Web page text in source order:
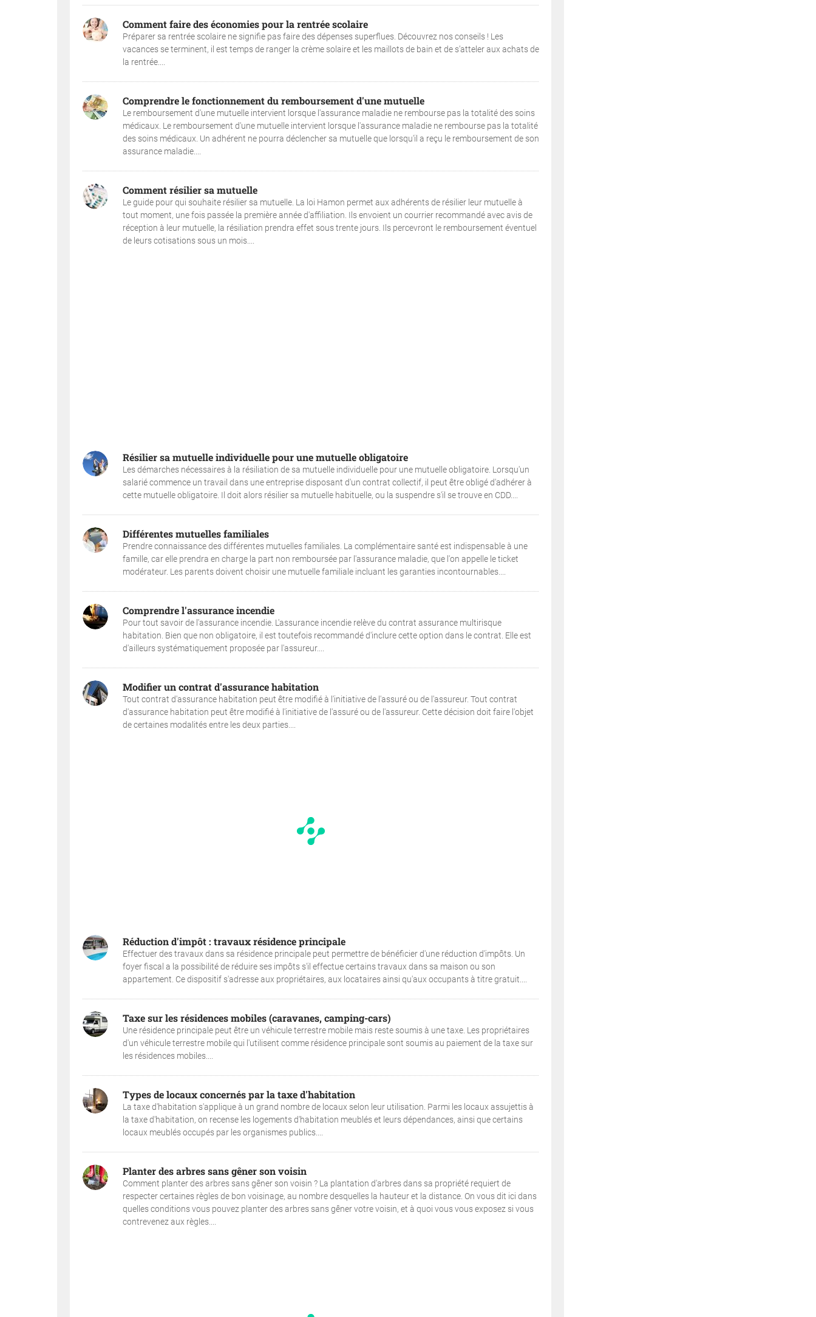
Comment faire des économies pour la rentrée scolaire
Préparer sa rentrée scolaire ne signifie pas faire des dépenses superflues. Découvrez nos conseils ! Les
vacances se terminent, il est temps de ranger la crème solaire et les maillots de bain et de s’atteler aux achats de
la rentrée....
Comprendre le fonctionnement du remboursement d'une mutuelle
Le remboursement d'une mutuelle intervient lorsque l'assurance maladie ne rembourse pas la totalité des soins
médicaux. Le remboursement d'une mutuelle intervient lorsque l'assurance maladie ne rembourse pas la totalité
des soins médicaux. Un adhérent ne pourra déclencher sa mutuelle que lorsqu'il a reçu le remboursement de son
assurance maladie....
Comment résilier sa mutuelle
Le guide pour qui souhaite résilier sa mutuelle. La loi Hamon permet aux adhérents de résilier leur mutuelle à
tout moment, une fois passée la première année d'affiliation. Ils envoient un courrier recommandé avec avis de
réception à leur mutuelle, la résiliation prendra effet sous trente jours. Ils percevront le remboursement éventuel
de leurs cotisations sous un mois....
Résilier sa mutuelle individuelle pour une mutuelle obligatoire
Les démarches nécessaires à la résiliation de sa mutuelle individuelle pour une mutuelle obligatoire. Lorsqu'un
salarié commence un travail dans une entreprise disposant d'un contrat collectif, il peut être obligé d'adhérer à
cette mutuelle obligatoire. Il doit alors résilier sa mutuelle habituelle, ou la suspendre s'il se trouve en CDD....
Différentes mutuelles familiales
Prendre connaissance des différentes mutuelles familiales. La complémentaire santé est indispensable à une
famille, car elle prendra en charge la part non remboursée par l'assurance maladie, que l'on appelle le ticket
modérateur. Les parents doivent choisir une mutuelle familiale incluant les garanties incontournables....
Comprendre l'assurance incendie
Pour tout savoir de l'assurance incendie. L'assurance incendie relève du contrat assurance multirisque
habitation. Bien que non obligatoire, il est toutefois recommandé d'inclure cette option dans le contrat. Elle est
d'ailleurs systématiquement proposée par l'assureur....
Modifier un contrat d'assurance habitation
Tout contrat d'assurance habitation peut être modifié à l'initiative de l'assuré ou de l'assureur. Tout contrat
d'assurance habitation peut être modifié à l'initiative de l'assuré ou de l'assureur. Cette décision doit faire l'objet
de certaines modalités entre les deux parties....
Réduction d'impôt : travaux résidence principale
Effectuer des travaux dans sa résidence principale peut permettre de bénéficier d'une réduction d'impôts. Un
foyer fiscal a la possibilité de réduire ses impôts s'il effectue certains travaux dans sa maison ou son
appartement. Ce dispositif s'adresse aux propriétaires, aux locataires ainsi qu'aux occupants à titre gratuit....
Taxe sur les résidences mobiles (caravanes, camping-cars)
Une résidence principale peut être un véhicule terrestre mobile mais reste soumis à une taxe. Les propriétaires
d'un véhicule terrestre mobile qui l'utilisent comme résidence principale sont soumis au paiement de la taxe sur
les résidences mobiles....
Types de locaux concernés par la taxe d'habitation
La taxe d'habitation s'applique à un grand nombre de locaux selon leur utilisation. Parmi les locaux assujettis à
la taxe d'habitation, on recense les logements d'habitation meublés et leurs dépendances, ainsi que certains
locaux meublés occupés par les organismes publics....
Planter des arbres sans gêner son voisin
Comment planter des arbres sans gêner son voisin ? La plantation d'arbres dans sa propriété requiert de
respecter certaines règles de bon voisinage, au nombre desquelles la hauteur et la distance. On vous dit ici dans
quelles conditions vous pouvez planter des arbres sans gêner votre voisin, et à quoi vous vous exposez si vous
contrevenez aux règles....